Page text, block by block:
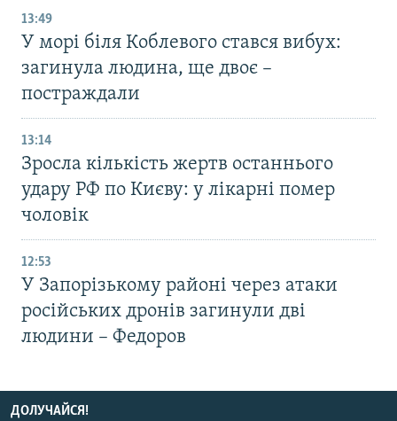
13:49
У морі біля Коблевого стався вибух:
загинула людина, ще двоє –
постраждали
13:14
Зросла кількість жертв останнього
удару РФ по Києву: у лікарні помер
чоловік
12:53
У Запорізькому районі через атаки
російських дронів загинули дві
людини – Федоров
ДОЛУЧАЙСЯ!